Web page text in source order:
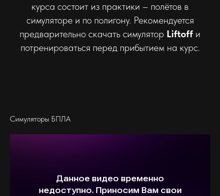
курса состоит из практики – полётов в
симуляторе и по полигону. Рекомендуется
предварительно скачать симулятор Liftoff и
потренироваться перед прибытием на курс.
Симуляторы БПЛА